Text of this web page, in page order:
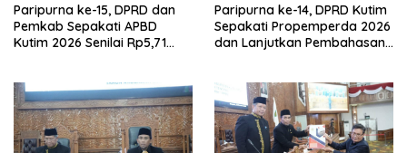
Paripurna ke-15, DPRD dan
Pemkab Sepakati APBD
Kutim 2026 Senilai Rp5,71
Paripurna ke-14, DPRD Kutim
Sepakati Propemperda 2026
dan Lanjutkan Pembahasan